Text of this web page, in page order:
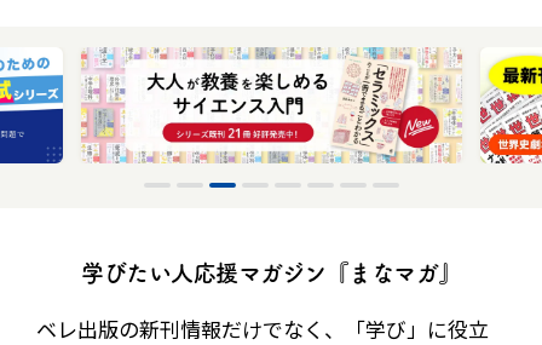
学びたい人応援マガジン『まなマガ』
ベレ出版の新刊情報だけでなく、
「学び」に役立